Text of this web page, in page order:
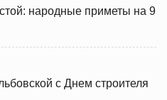
народные приметы на 9
с Днем строителя